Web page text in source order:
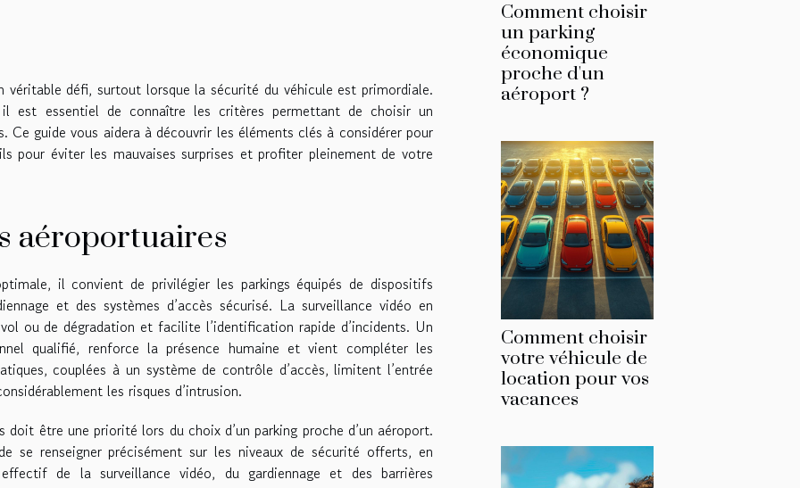
véritable défi, surtout lorsque la sécurité du véhicule est primordiale.
est essentiel de connaître les critères permettant de choisir un
guide vous aidera à découvrir les éléments clés à considérer pour
pour éviter les mauvaises surprises et profiter pleinement de votre
aéroportuaires
il convient de privilégier les parkings équipés de dispositifs
et des systèmes d’accès sécurisé. La surveillance vidéo en
ou de dégradation et facilite l’identification rapide d’incidents. Un
qualifié, renforce la présence humaine et vient compléter les
couplées à un système de contrôle d’accès, limitent l’entrée
les risques d’intrusion.
être une priorité lors du choix d’un parking proche d’un aéroport.
se renseigner précisément sur les niveaux de sécurité offerts, en
de la surveillance vidéo, du gardiennage et des barrières
Comment choisir
un parking
économique
proche d'un
aéroport ?
Comment choisir
votre véhicule de
location pour vos
vacances